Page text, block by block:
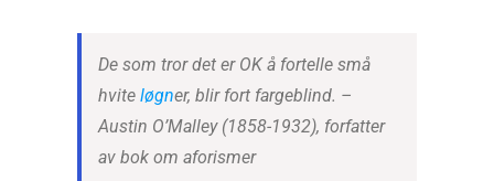
De som tror det er OK å fortelle små
hvite løgner, blir fort fargeblind. –
Austin O’Malley (1858-1932), forfatter
av bok om aforismer